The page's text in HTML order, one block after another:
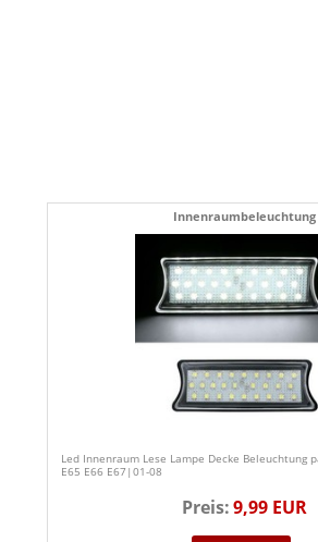
Innenraumbeleuchtung
Led Innenraum Lese Lampe Decke Beleuchtung
E65 E66 E67|01-08
Preis:9,99 EUR